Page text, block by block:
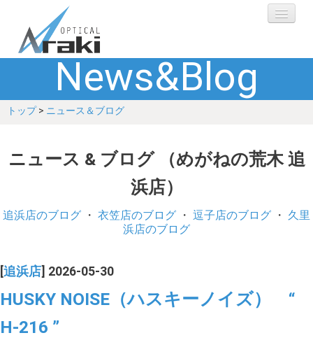
選ばれる理由
ブランド
ショップ
お客さまの声
ギャラリー
News&Blog
トップ> ニュース＆ブログ
ニュース & ブログ （めがねの荒木 追
浜店）
追浜店のブログ ・ 衣笠店のブログ ・ 逗子店のブログ ・ 久里
浜店のブログ
追浜店 ] 2026-05-30
HUSKY NOISE（ハスキーノイズ） “
H-216 ”